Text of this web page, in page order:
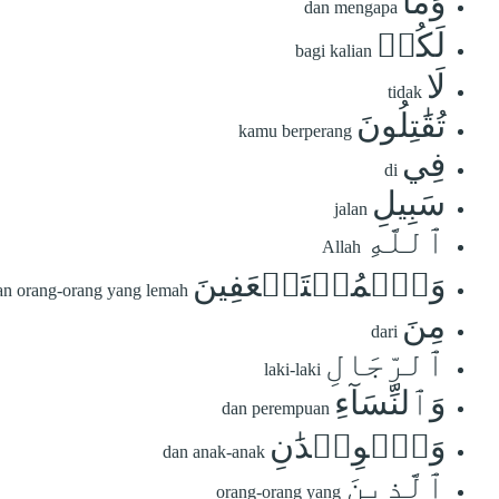
dan mengapa
لَكُمۡ bagi kalian
لَا tidak
تُقَٰتِلُونَ kamu berperang
فِي di
سَبِيلِ jalan
ٱللَّهِ Allah
وَٱلۡمُسۡتَضۡعَفِينَ orang-orang yang lemah
مِنَ dari
ٱلرِّجَالِ laki-laki
وَٱلنِّسَآءِ dan perempuan
وَٱلۡوِلۡدَٰنِ dan anak-anak
ٱلَّذِينَ orang-orang yang